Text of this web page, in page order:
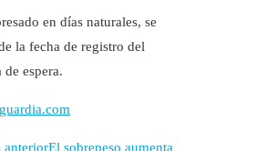
en días naturales, se
la fecha de registro del
espera.
anteriorEl sobrepeso aumenta